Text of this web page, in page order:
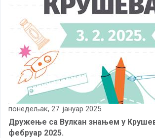
понедељак, 27. јануар 2025.
Дружење са Вулкан знањем у
фебруар 2025.